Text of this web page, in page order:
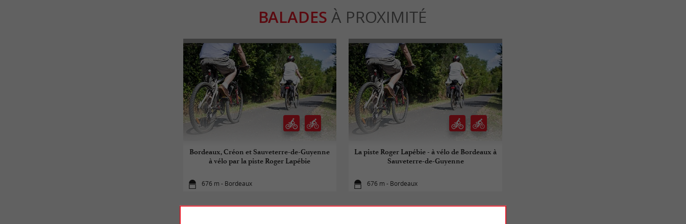
BALADES À PROXIMITÉ
Bordeaux, Créon et Sauveterre-de-Guyenne
à vélo par la piste Roger Lapébie
676 m - Bordeaux
La piste Roger Lapébie - à vélo de Bordeaux à
Sauveterre-de-Guyenne
676 m - Bordeaux